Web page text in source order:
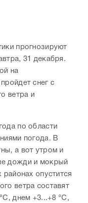
прогнозируют
31 декабря.
на
снег с
ветра и
по области
погода. В
а вот утром и
дожди и мокрый
опустится
ветра составят
днем +3...+8 °С,